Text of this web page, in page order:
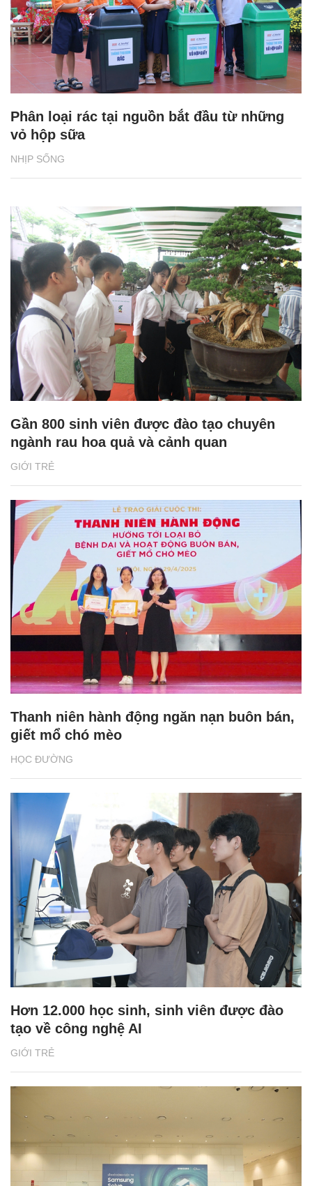
NHỊP SỐNG
Phân loại rác tại nguồn bắt đầu từ những
vỏ hộp sữa
GIỚI TRẺ
Gần 800 sinh viên được đào tạo chuyên
ngành rau hoa quả và cảnh quan
HỌC ĐƯỜNG
Thanh niên hành động ngăn nạn buôn bán,
giết mổ chó mèo
GIỚI TRẺ
Hơn 12.000 học sinh, sinh viên được đào
tạo về công nghệ AI